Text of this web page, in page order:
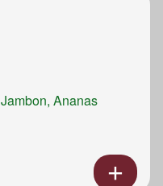
Ananas